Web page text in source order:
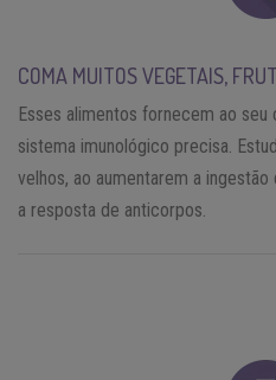
COMA MUITOS VEGETAIS,
Esses alimentos fornecem ao
sistema imunológico precisa.
velhos, ao aumentarem a
a resposta de anticorpos.